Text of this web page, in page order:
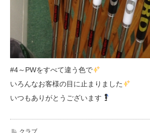
#4～PWをすべて違う色で
いろんなお客様の目に止まりました
いつもありがとうございます
クラブ